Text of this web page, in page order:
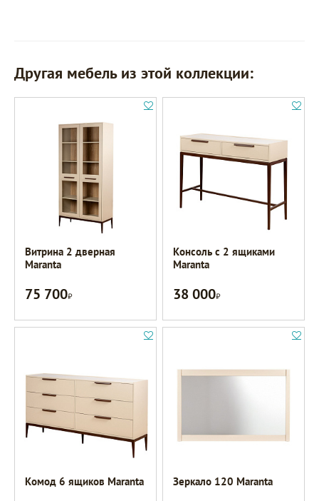
Другая мебель из этой коллекции:
Витрина 2 дверная
Maranta
75 700Р
Консоль с 2 ящиками
Maranta
38 000Р
Комод 6 ящиков Maranta Зеркало 120 Maranta